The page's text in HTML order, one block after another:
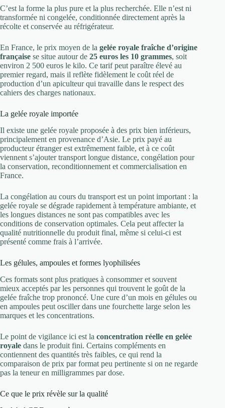
C’est la forme la plus pure et la plus recherchée. Elle n’est ni
transformée ni congelée, conditionnée directement après la
récolte et conservée au réfrigérateur.
En France, le prix moyen de la gelée royale fraîche d’origine
française se situe autour de 25 euros les 10 grammes, soit
environ 2 500 euros le kilo. Ce tarif peut paraître élevé au
premier regard, mais il reflète fidèlement le coût réel de
production d’un apiculteur qui travaille dans le respect des
cahiers des charges nationaux.
La gelée royale importée
Il existe une gelée royale proposée à des prix bien inférieurs,
principalement en provenance d’Asie. Le prix payé au
producteur étranger est extrêmement faible, et à ce coût
viennent s’ajouter transport longue distance, congélation pour
la conservation, reconditionnement et commercialisation en
France.
La congélation au cours du transport est un point important : la
gelée royale se dégrade rapidement à température ambiante, et
les longues distances ne sont pas compatibles avec les
conditions de conservation optimales. Cela peut affecter la
qualité nutritionnelle du produit final, même si celui-ci est
présenté comme frais à l’arrivée.
Les gélules, ampoules et formes lyophilisées
Ces formats sont plus pratiques à consommer et souvent
mieux acceptés par les personnes qui trouvent le goût de la
gelée fraîche trop prononcé. Une cure d’un mois en gélules ou
en ampoules peut osciller dans une fourchette large selon les
marques et les concentrations.
Le point de vigilance ici est la concentration réelle en gelée
royale dans le produit fini. Certains compléments en
contiennent des quantités très faibles, ce qui rend la
comparaison de prix par format peu pertinente si on ne regarde
pas la teneur en milligrammes par dose.
Ce que le prix révèle sur la qualité